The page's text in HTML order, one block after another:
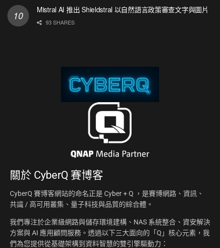
Mistral AI 推出 Shieldstral 以自然語言政策審查文字與圖片
93 SHARES
關於 CyberQ 賽博客
CyberQ 賽博客網站的命名正是 Cyber + Q ，是賽博網路、資訊、
共識 / 高可用叢集、量子科技與品質的綜合體。
我們專注於企業級網路與儲存環境建構、NAS 系統整合、資安解決
方案與 AI 應用顧問服務。透過以下三大面向的「Q」核心元素，我
們為您提供從基礎架構到資料智慧的雙引擎驅動力：